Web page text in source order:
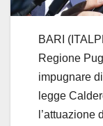
BARI
Regione
impugnare
legge
l’attuazione